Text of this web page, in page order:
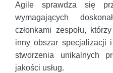
Agile sprawdza się
wymagających
członkami zespołu,
inny obszar specjalizacji
stworzenia unikalnych
jakości usług.